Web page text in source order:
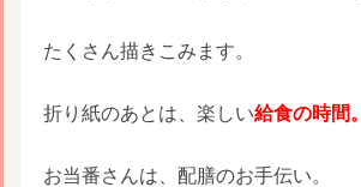
たくさん描きこみます。
折り紙のあとは、楽しい給食の時間。
お当番さんは、配膳のお手伝い。